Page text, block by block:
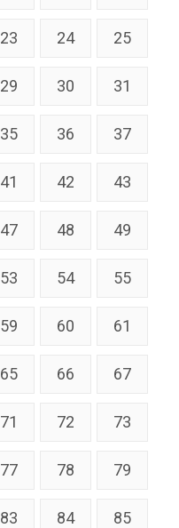
23 24 25
29 30 31
35 36 37
41 42 43
47 48 49
53 54 55
59 60 61
65 66 67
71 72 73
77 78 79
83 84 85